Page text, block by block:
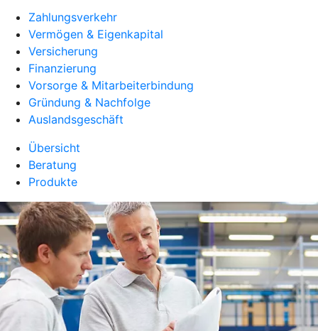
Zahlungsverkehr
Vermögen & Eigenkapital
Versicherung
Finanzierung
Vorsorge & Mitarbeiterbindung
Gründung & Nachfolge
Auslandsgeschäft
Übersicht
Beratung
Produkte